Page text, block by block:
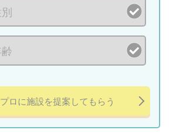
プロに施設を提案してもらう